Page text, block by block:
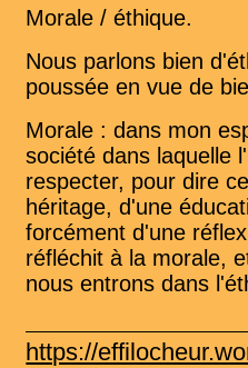
Morale / éthique.
Nous parlons bien
poussée en vue de
Morale : dans mon
société dans laquelle
respecter, pour dire
héritage, d'une
forcément d'une
réfléchit à la morale,
nous entrons dans
https://